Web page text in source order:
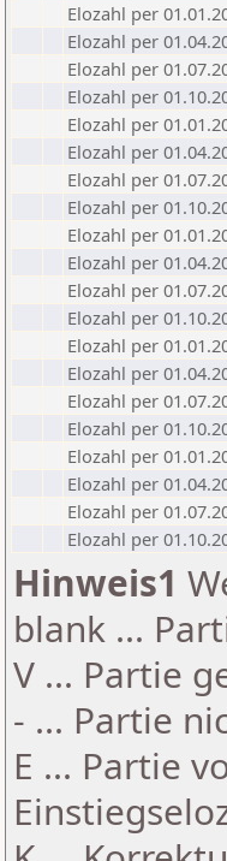
Elozahl per
Elozahl per
Elozahl per
Elozahl per
Elozahl per
Elozahl per
Elozahl per
Elozahl per
Elozahl per
Elozahl per
Elozahl per
Elozahl per
Elozahl per
Elozahl per
Elozahl per
Elozahl per
Elozahl per
Elozahl per
Elozahl per
Elozahl per
Hinweis1
blank ...
V ... Partie
- ... Partie
E ... Partie